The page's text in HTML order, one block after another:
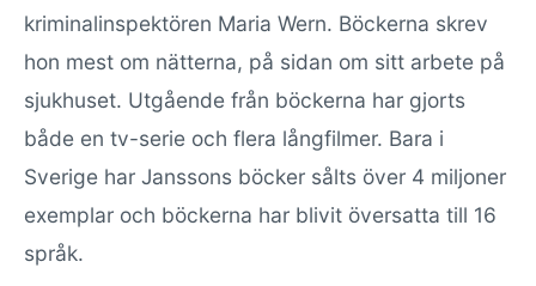
kriminalinspektören Maria Wern. Böckerna skrev
hon mest om nätterna, på sidan om sitt arbete på
sjukhuset. Utgående från böckerna har gjorts
både en tv-serie och flera långfilmer. Bara i
Sverige har Janssons böcker sålts över 4 miljoner
exemplar och böckerna har blivit översatta till 16
språk.